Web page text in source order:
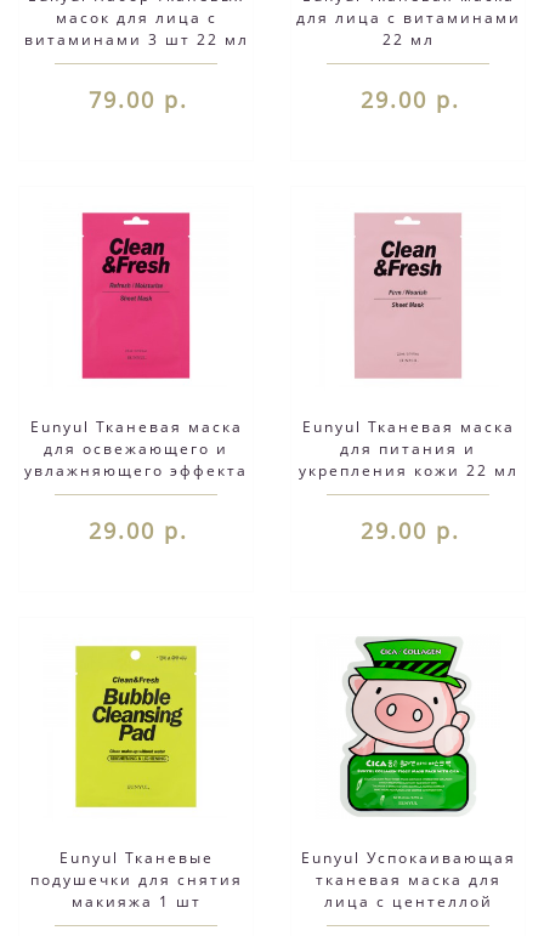
масок для лица с
витаминами 3 шт 22 мл
79.00 р.
для лица с витаминами
22 мл
29.00 р.
Eunyul Тканевая маска
для освежающего и
увлажняющего эффекта
22 мл
29.00 р.
Eunyul Тканевая маска
для питания и
укрепления кожи 22 мл
29.00 р.
Eunyul Тканевые
подушечки для снятия
макияжа 1 шт
Eunyul Успокаивающая
тканевая маска для
лица с центеллой
азиатской, 23мл